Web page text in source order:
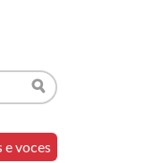
Buscar
e voces